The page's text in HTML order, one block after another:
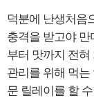
덕분에 난생처음
충격을 받고야
부터 맛까지 전
관리를 위해 먹
문 릴레이를 할